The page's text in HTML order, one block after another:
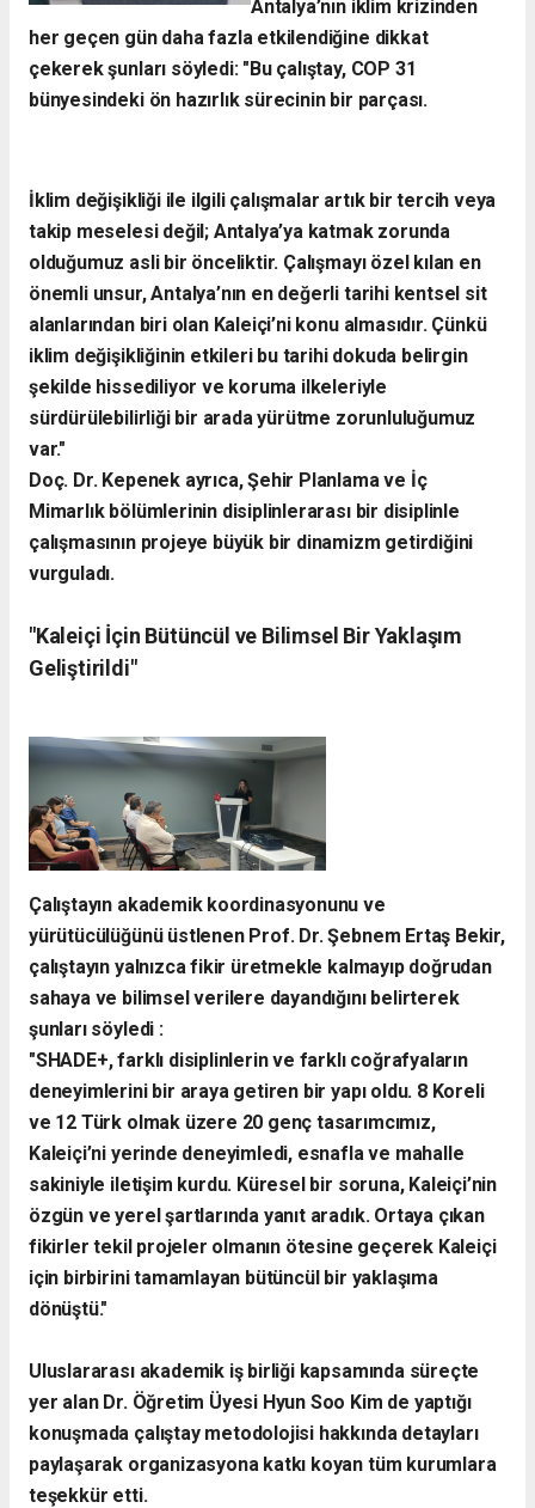
Antalya’nın iklim krizinden
her geçen gün daha fazla etkilendiğine dikkat
çekerek şunları söyledi: ​"Bu çalıştay, COP 31
bünyesindeki ön hazırlık sürecinin bir parçası.
İklim değişikliği ile ilgili çalışmalar artık bir tercih veya
takip meselesi değil; Antalya’ya katmak zorunda
olduğumuz asli bir önceliktir. Çalışmayı özel kılan en
önemli unsur, Antalya’nın en değerli tarihi kentsel sit
alanlarından biri olan Kaleiçi’ni konu almasıdır. Çünkü
iklim değişikliğinin etkileri bu tarihi dokuda belirgin
şekilde hissediliyor ve koruma ilkeleriyle
sürdürülebilirliği bir arada yürütme zorunluluğumuz
var."
​Doç. Dr. Kepenek ayrıca, Şehir Planlama ve İç
Mimarlık bölümlerinin disiplinlerarası bir disiplinle
çalışmasının projeye büyük bir dinamizm getirdiğini
vurguladı.
​"Kaleiçi İçin Bütüncül ve Bilimsel Bir Yaklaşım
Geliştirildi"
​Çalıştayın akademik koordinasyonunu ve
yürütücülüğünü üstlenen Prof. Dr. Şebnem Ertaş Bekir,
çalıştayın yalnızca fikir üretmekle kalmayıp doğrudan
sahaya ve bilimsel verilere dayandığını belirterek
şunları söyledi :
​"SHADE+, farklı disiplinlerin ve farklı coğrafyaların
deneyimlerini bir araya getiren bir yapı oldu. 8 Koreli
ve 12 Türk olmak üzere 20 genç tasarımcımız,
Kaleiçi’ni yerinde deneyimledi, esnafla ve mahalle
sakiniyle iletişim kurdu. Küresel bir soruna, Kaleiçi’nin
özgün ve yerel şartlarında yanıt aradık. Ortaya çıkan
fikirler tekil projeler olmanın ötesine geçerek Kaleiçi
için birbirini tamamlayan bütüncül bir yaklaşıma
dönüştü."
​Uluslararası akademik iş birliği kapsamında süreçte
yer alan Dr. Öğretim Üyesi Hyun Soo Kim de yaptığı
konuşmada çalıştay metodolojisi hakkında detayları
paylaşarak organizasyona katkı koyan tüm kurumlara
teşekkür etti.